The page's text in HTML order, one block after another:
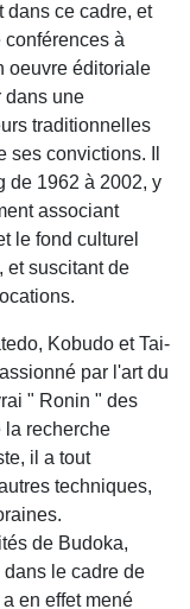
dans ce cadre, et
à
oeuvre éditoriale
dans une
traditionnelles
convictions. Il
de 1962 à 2002, y
associant
le fond culturel
et suscitant de
Kobudo et Tai-
par l'art du
" Ronin " des
la recherche
il a tout
techniques,
de Budoka,
le cadre de
en effet mené